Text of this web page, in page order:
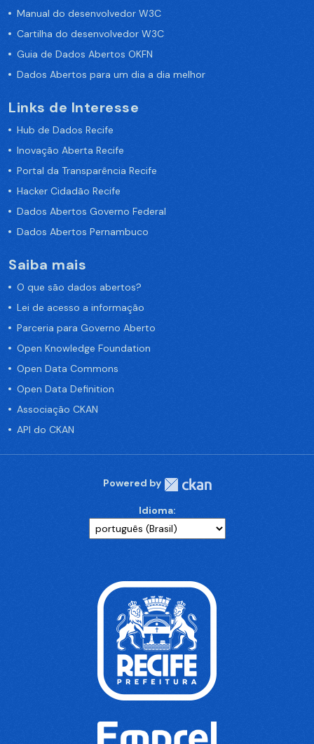
Manual do desenvolvedor W3C
Cartilha do desenvolvedor W3C
Guia de Dados Abertos OKFN
Dados Abertos para um dia a dia melhor
Links de Interesse
Hub de Dados Recife
Inovação Aberta Recife
Portal da Transparência Recife
Hacker Cidadão Recife
Dados Abertos Governo Federal
Dados Abertos Pernambuco
Saiba mais
O que são dados abertos?
Lei de acesso a informação
Parceria para Governo Aberto
Open Knowledge Foundation
Open Data Commons
Open Data Definition
Associação CKAN
API do CKAN
Powered by
Idioma